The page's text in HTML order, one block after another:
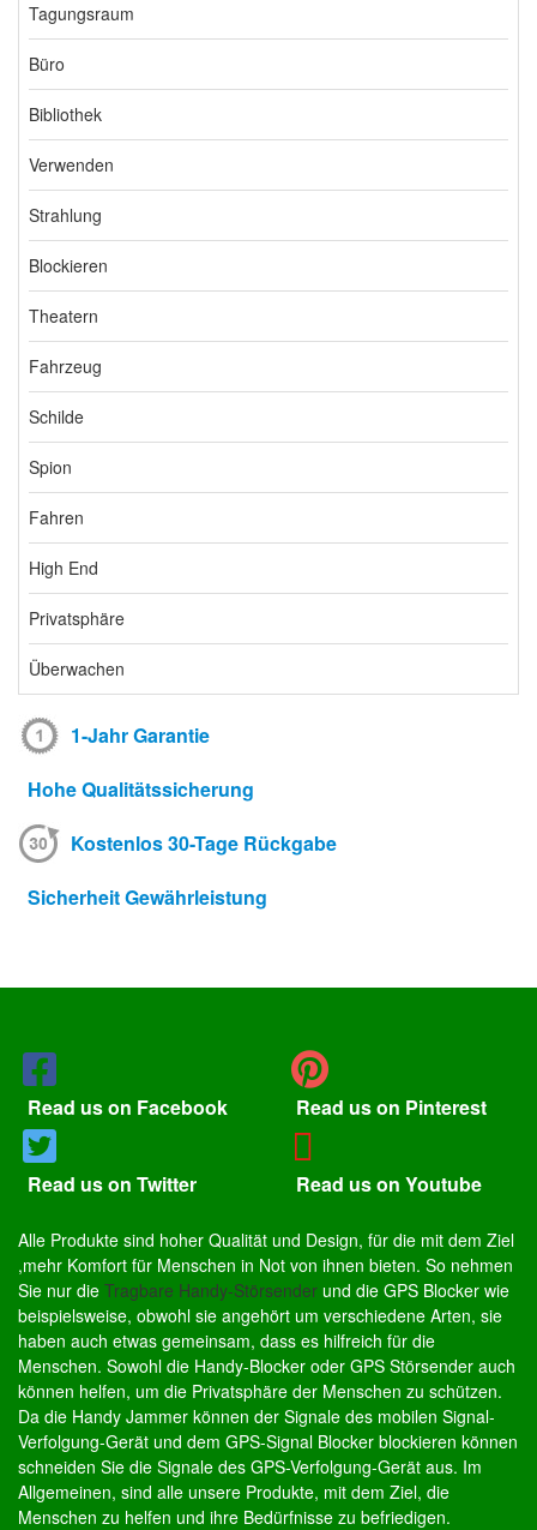
Tagungsraum
Büro
Bibliothek
Verwenden
Strahlung
Blockieren
Theatern
Fahrzeug
Schilde
Spion
Fahren
High End
Privatsphäre
Überwachen
1-Jahr Garantie
Hohe Qualitätssicherung
Kostenlos 30-Tage Rückgabe
Sicherheit Gewährleistung
Read us on Facebook Read us on Pinterest
Read us on Twitter Read us on Youtube
Alle Produkte sind hoher Qualität und Design, für die mit dem Ziel
,mehr Komfort für Menschen in Not von ihnen bieten. So nehmen
Sie nur die Tragbare Handy-Störsender und die GPS Blocker wie
beispielsweise, obwohl sie angehört um verschiedene Arten, sie
haben auch etwas gemeinsam, dass es hilfreich für die
Menschen. Sowohl die Handy-Blocker oder GPS Störsender auch
können helfen, um die Privatsphäre der Menschen zu schützen.
Da die Handy Jammer können der Signale des mobilen Signal-
Verfolgung-Gerät und dem GPS-Signal Blocker blockieren können
schneiden Sie die Signale des GPS-Verfolgung-Gerät aus. Im
Allgemeinen, sind alle unsere Produkte, mit dem Ziel, die
Menschen zu helfen und ihre Bedürfnisse zu befriedigen.